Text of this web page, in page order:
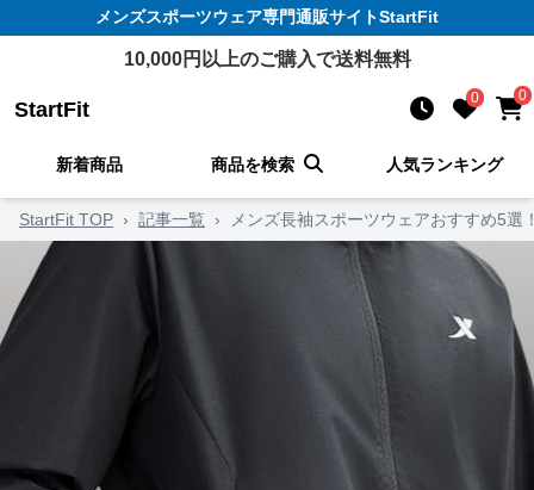
メンズスポーツウェア専門通販サイトStartFit
10,000円以上のご購入で送料無料
StartFit 0 0
新着商品 商品を検索 人気ランキング
StartFit TOP › 記事一覧 › メンズ長袖スポーツウェアおすすめ5